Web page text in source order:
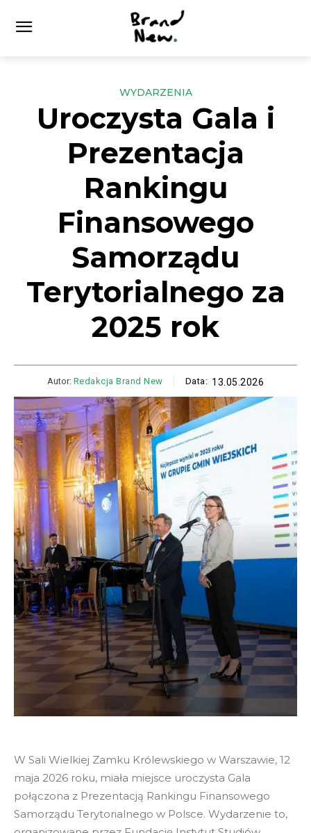
WYDARZENIA
Uroczysta Gala i
Prezentacja
Rankingu
Finansowego
Samorządu
Terytorialnego za
2025 rok
Autor: Redakcja Brand New Data: 13.05.2026
W Sali Wielkiej Zamku Królewskiego w Warszawie, 12
maja 2026 roku, miała miejsce uroczysta Gala
połączona z Prezentacją Rankingu Finansowego
Samorządu Terytorialnego w Polsce. Wydarzenie to,